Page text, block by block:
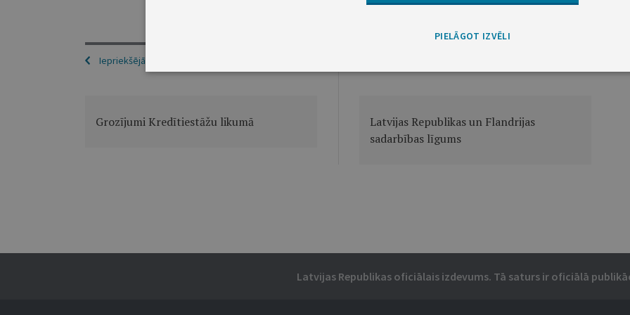
Iepriekšējā
Grozījumi Kredītiestāžu likumā
Latvijas Republikas un Flandrijas
sadarbības līgums
Latvijas Republikas oficiālais izdevums. Tā saturs ir oficiālā
PIELĀGOT IZVĒLI